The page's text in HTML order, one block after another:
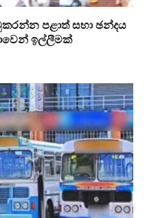
පළාත් සභා ඡන්දය
ඉල්ලීමක්